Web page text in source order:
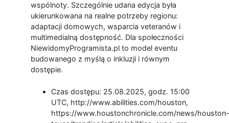
wspólnoty. Szczególnie udana edycja była
ukierunkowana na realne potrzeby regionu:
adaptacji domowych, wsparcia veteranów i
multimedialną dostępność. Dla społeczności
NiewidomyProgramista.pl to model eventu
budowanego z myślą o inkluzji i równym
dostępie.
Czas dostępu: 25.08.2025, godz. 15:00
UTC, http://www.abilities.com/houston,
https://www.houstonchronicle.com/news/houston-